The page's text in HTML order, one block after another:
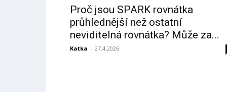
Proč jsou SPARK rovnátka
průhlednější než ostatní
neviditelná rovnátka? Může za...
Katka - 27.4.2026